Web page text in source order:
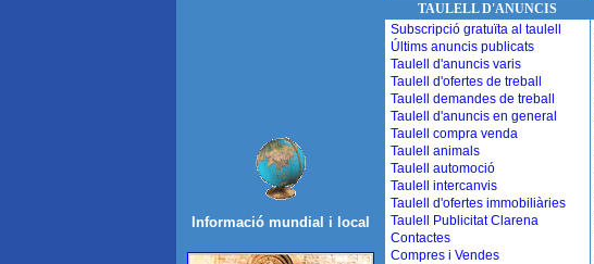
Informació mundial i local
TAULELL D'ANUNCIS
Subscripció gratuïta al taulell
Últims anuncis publicats
Taulell d'anuncis varis
Taulell d'ofertes de treball
Taulell demandes de treball
Taulell d'anuncis en general
Taulell compra venda
Taulell animals
Taulell automoció
Taulell intercanvis
Taulell d'ofertes immobiliàries
Taulell Publicitat Clarena
Contactes
Compres i Vendes